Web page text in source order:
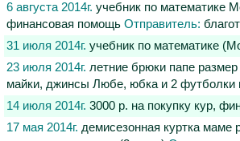
6 августа 2014г. учебник по математике
финансовая помощь Отправитель:
31 июля 2014г. учебник по математике
23 июля 2014г. летние брюки папе
майки, джинсы Любе, юбка и 2 футболки
14 июля 2014г. 3000 р. на покупку кур,
17 мая 2014г. демисезонная куртка маме